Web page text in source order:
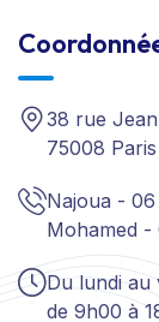
38 rue
75008 Paris
Najoua -
Mohamed -
Du lundi au
de 9h00 à